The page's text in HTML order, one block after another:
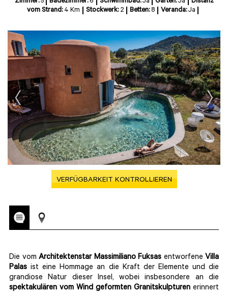
vom Strand: 4 Km Stockwerk: 2 Betten: 8 Veranda:Ja
VERFÜGBARKEIT KONTROLLIEREN
Die vom Architektenstar Massimiliano Fuksas entworfene Villa
Palas ist eine Hommage an die Kraft der Elemente und die
grandiose Natur dieser Insel, wobei insbesondere an die
spektakulären vom Wind geformten Granitskulpturen erinnert